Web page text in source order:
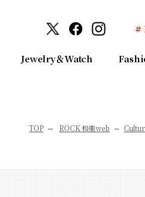
#
Jewelry＆Watch
TOP ROCK 和樂web